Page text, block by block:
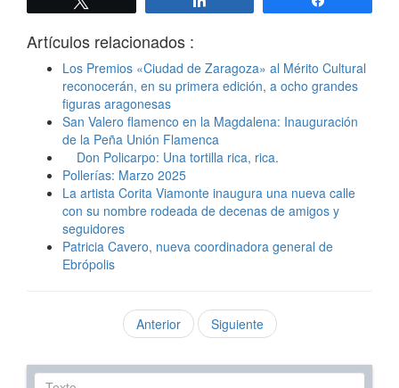
Artículos relacionados :
Los Premios «Ciudad de Zaragoza» al Mérito Cultural
reconocerán, en su primera edición, a ocho grandes
figuras aragonesas
San Valero flamenco en la Magdalena: Inauguración
de la Peña Unión Flamenca
Don Policarpo: Una tortilla rica, rica.
Pollerías: Marzo 2025
La artista Corita Viamonte inaugura una nueva calle
con su nombre rodeada de decenas de amigos y
seguidores
Patricia Cavero, nueva coordinadora general de
Ebrópolis
Anterior Siguiente
Texto